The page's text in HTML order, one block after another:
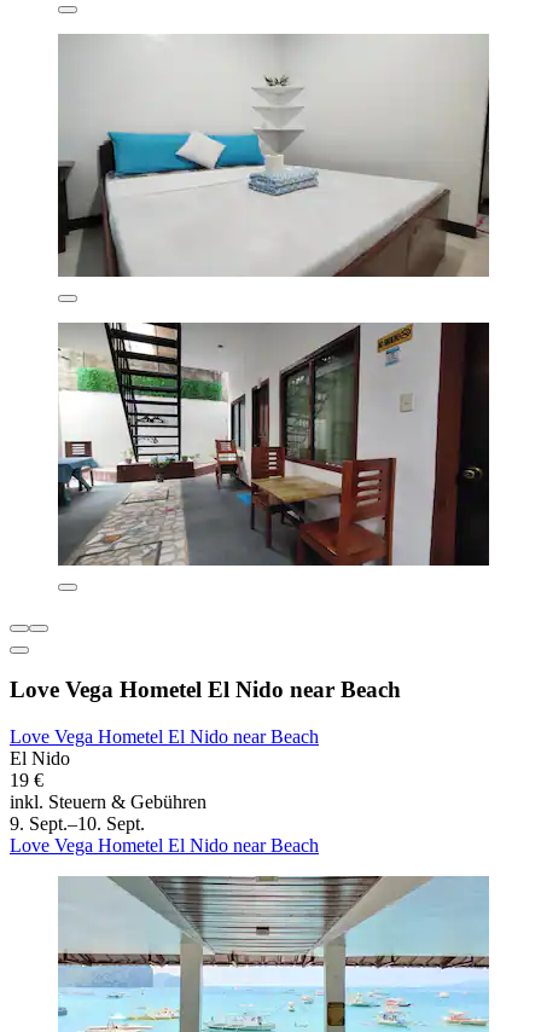
Love Vega Hometel El Nido near Beach
Love Vega Hometel El Nido near Beach
El Nido
19 €
inkl. Steuern & Gebühren
9. Sept.–10. Sept.
Love Vega Hometel El Nido near Beach